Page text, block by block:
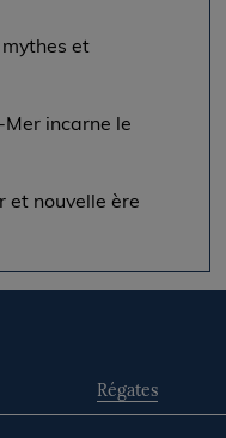
et
incarne le
et nouvelle ère
Régates